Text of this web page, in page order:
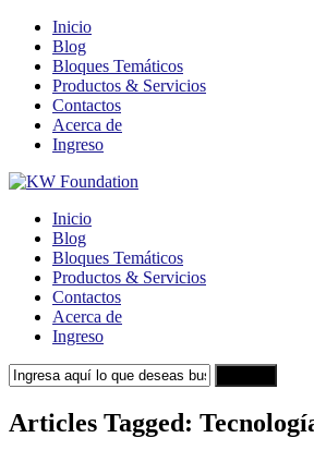
Inicio
Blog
Bloques Temáticos
Productos & Servicios
Contactos
Acerca de
Ingreso
Inicio
Blog
Bloques Temáticos
Productos & Servicios
Contactos
Acerca de
Ingreso
Articles Tagged: